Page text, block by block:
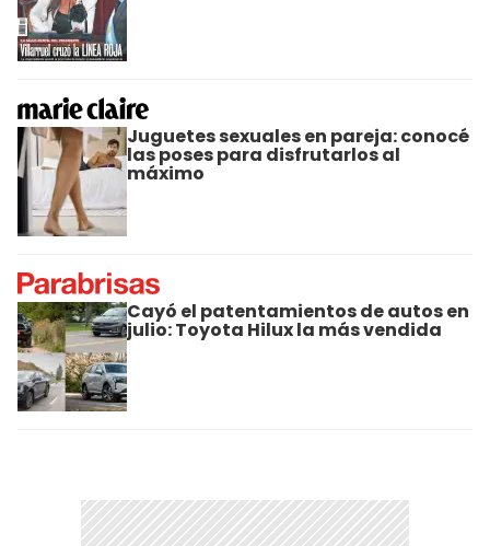
Juguetes sexuales en pareja: conocé
las poses para disfrutarlos al
máximo
Cayó el patentamientos de autos en
julio: Toyota Hilux la más vendida